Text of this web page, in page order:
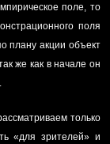
поле, то
поля
плану акции объект
же как в начале он
только
«для зрителей» и